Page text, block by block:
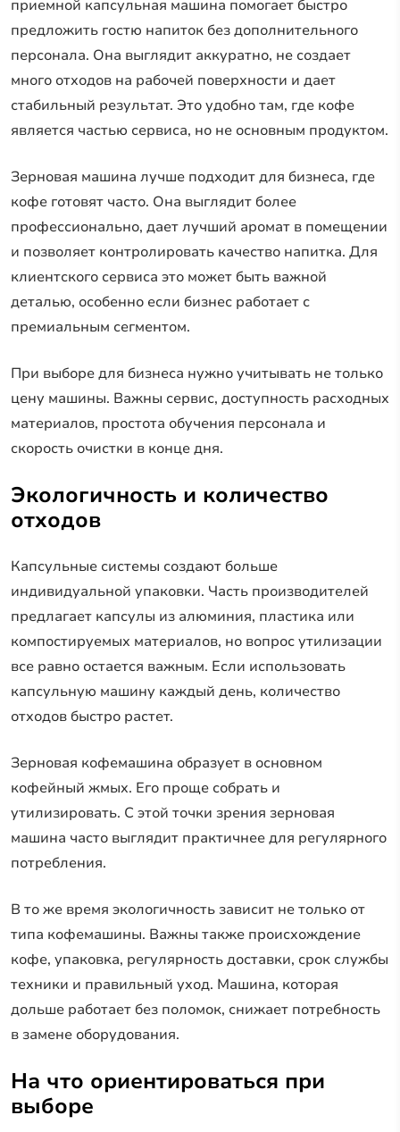
приемной капсульная машина помогает быстро
предложить гостю напиток без дополнительного
персонала. Она выглядит аккуратно, не создает
много отходов на рабочей поверхности и дает
стабильный результат. Это удобно там, где кофе
является частью сервиса, но не основным продуктом.
Зерновая машина лучше подходит для бизнеса, где
кофе готовят часто. Она выглядит более
профессионально, дает лучший аромат в помещении
и позволяет контролировать качество напитка. Для
клиентского сервиса это может быть важной
деталью, особенно если бизнес работает с
премиальным сегментом.
При выборе для бизнеса нужно учитывать не только
цену машины. Важны сервис, доступность расходных
материалов, простота обучения персонала и
скорость очистки в конце дня.
Экологичность и количество
отходов
Капсульные системы создают больше
индивидуальной упаковки. Часть производителей
предлагает капсулы из алюминия, пластика или
компостируемых материалов, но вопрос утилизации
все равно остается важным. Если использовать
капсульную машину каждый день, количество
отходов быстро растет.
Зерновая кофемашина образует в основном
кофейный жмых. Его проще собрать и
утилизировать. С этой точки зрения зерновая
машина часто выглядит практичнее для регулярного
потребления.
В то же время экологичность зависит не только от
типа кофемашины. Важны также происхождение
кофе, упаковка, регулярность доставки, срок службы
техники и правильный уход. Машина, которая
дольше работает без поломок, снижает потребность
в замене оборудования.
На что ориентироваться при
выборе